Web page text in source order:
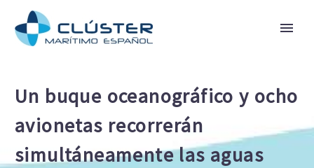
Un buque oceanográfico y ocho
avionetas recorrerán
simultáneamente las aguas